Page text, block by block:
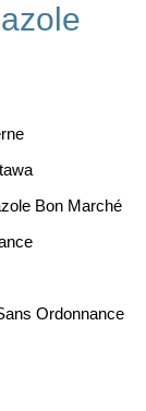
Bon Marché
Ordonnance